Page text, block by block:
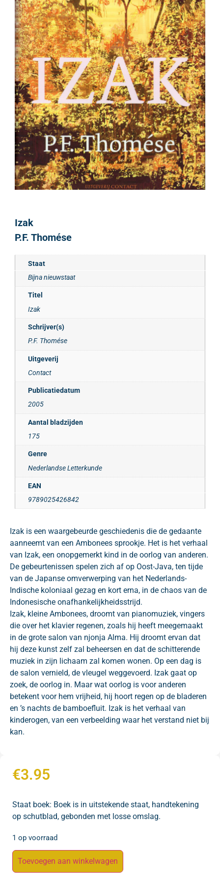
Izak
P.F. Thomése
Staat
Bijna nieuwstaat
Titel
Izak
Schrijver(s)
P.F. Thomése
Uitgeverij
Contact
Publicatiedatum
2005
Aantal bladzijden
175
Genre
Nederlandse Letterkunde
EAN
9789025426842
Izak is een waargebeurde geschiedenis die de gedaante
aanneemt van een Ambonees sprookje. Het is het verhaal
van Izak, een onopgemerkt kind in de oorlog van anderen.
De gebeurtenissen spelen zich af op Oost-Java, ten tijde
van de Japanse omverwerping van het Nederlands-
Indische koloniaal gezag en kort erna, in de chaos van de
Indonesische onafhankelijkheidsstrijd.
Izak, kleine Ambonees, droomt van pianomuziek, vingers
die over het klavier regenen, zoals hij heeft meegemaakt
in de grote salon van njonja Alma. Hij droomt ervan dat
hij deze kunst zelf zal beheersen en dat de schitterende
muziek in zijn lichaam zal komen wonen. Op een dag is
de salon vernield, de vleugel weggevoerd. Izak gaat op
zoek, de oorlog in. Maar wat oorlog is voor anderen
betekent voor hem vrijheid, hij hoort regen op de bladeren
en ’s nachts de bamboefluit. Izak is het verhaal van
kinderogen, van een verbeelding waar het verstand niet bij
kan.
€3.95
Staat boek: Boek is in uitstekende staat, handtekening
op schutblad, gebonden met losse omslag.
1 op voorraad
Toevoegen aan winkelwagen